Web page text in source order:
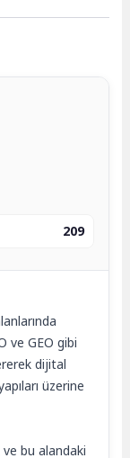
209
ve GEO gibi
dijital
üzerine
bu alandaki